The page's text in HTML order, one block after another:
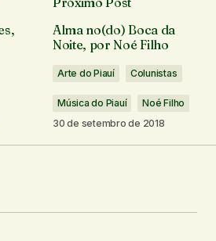
e-mail não será publicado.
são marcados com*
Alma no(do) Boca da
Noite, por Noé Filho
Arte do Piauí Colunistas
Música do Piauí
Noé Filho
30 de setembro de 2018